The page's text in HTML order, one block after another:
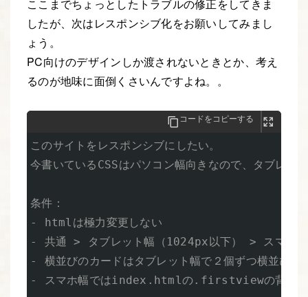
ここまでちょっとしたトラブルの修正をしてきま
したが、次はレスポンシブ化をお願いしてみまし
ょう。
PC向けのデザインしか渡されないときとか、考え
るのが地味に面倒くさいんですよね。。
コードをコピーする
このサイトをレスポンシブにしたい。
今書いているCSSはパソコン幅向きなので、タブレッ
条件：
- htmlは極力変更しない
- 共通 > タブレット幅（1024px以下） > スマホ幅
- 横並びのカードはタブレット幅で２個ずつ横並び、
- スマホ幅ではindex.htmlの.firstviewの背景画